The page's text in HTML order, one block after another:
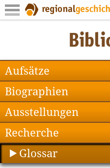
Aufsätze
Biographien
Ausstellungen
Recherche
Glossar